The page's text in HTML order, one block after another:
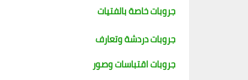
جروبات خاصة بالفتيات
جروبات دردشة وتعارف
جروبات اقتباسات وصور